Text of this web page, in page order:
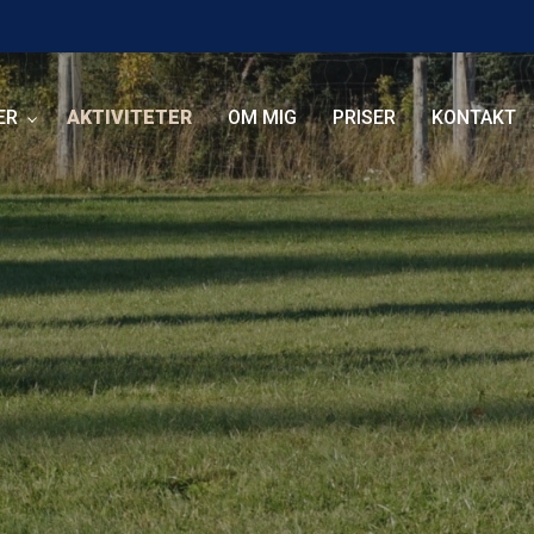
AKTIVITETER OM MIG PRISER KONTAKT